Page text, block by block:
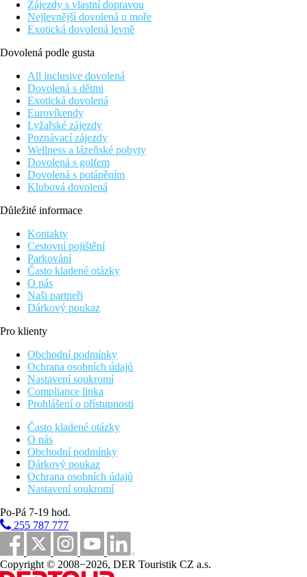
Zájezdy s vlastní dopravou
Nejlevnější dovolená u moře
Exotická dovolená levně
Dovolená podle gusta
All inclusive dovolená
Dovolená s dětmi
Exotická dovolená
Eurovíkendy
Lyžařské zájezdy
Poznávací zájezdy
Wellness a lázeňské pobyty
Dovolená s golfem
Dovolená s potápěním
Klubová dovolená
Důležité informace
Kontakty
Cestovní pojištění
Parkování
Často kladené otázky
O nás
Naši partneři
Dárkový poukaz
Pro klienty
Obchodní podmínky
Ochrana osobních údajů
Nastavení soukromí
Compliance linka
Prohlášení o přístupnosti
Často kladené otázky
O nás
Obchodní podmínky
Dárkový poukaz
Ochrana osobních údajů
Nastavení soukromí
Po-Pá 7-19 hod.
255 787 777
Copyright © 2008−2026, DER Touristik CZ a.s.